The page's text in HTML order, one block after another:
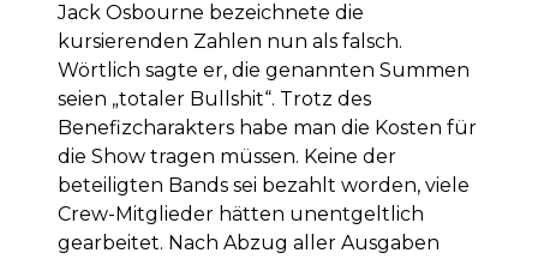
Jack Osbourne bezeichnete die
kursierenden Zahlen nun als falsch.
Wörtlich sagte er, die genannten Summen
seien „totaler Bullshit“. Trotz des
Benefizcharakters habe man die Kosten für
die Show tragen müssen. Keine der
beteiligten Bands sei bezahlt worden, viele
Crew-Mitglieder hätten unentgeltlich
gearbeitet. Nach Abzug aller Ausgaben